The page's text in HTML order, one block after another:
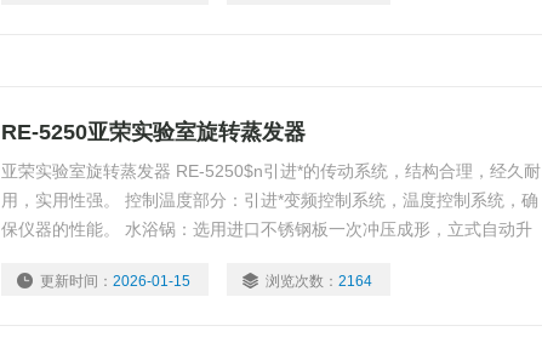
RE-5250亚荣实验室旋转蒸发器
亚荣实验室旋转蒸发器 RE-5250$n引进*的传动系统，结构合理，经久耐
用，实用性强。 控制温度部分：引进*变频控制系统，温度控制系统，确
保仪器的性能。 水浴锅：选用进口不锈钢板一次冲压成形，立式自动升
性，防腐性和耐磨性。 主体结构：采用优质铝合金及不锈钢材质，更加*
更新时间：2026-01-15 浏览次数：2164